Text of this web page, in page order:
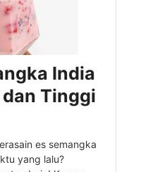
India
dan Tinggi
es semangka
yang lalu?